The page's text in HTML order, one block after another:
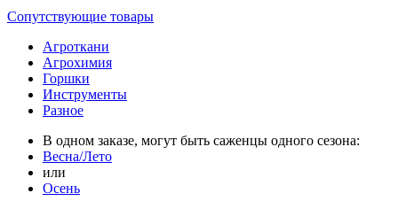
Сопутствующие товары
Агроткани
Агрохимия
Горшки
Инструменты
Разное
В одном заказе, могут быть саженцы одного сезона:
Весна/Лето
или
Осень